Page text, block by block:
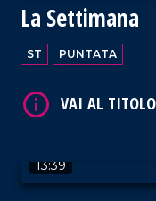
La Settimana
ST PUNTATA
13:39